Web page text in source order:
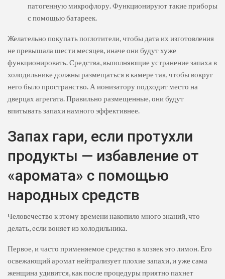
патогенную микрофлору. Функционируют такие приборы
с помощью батареек.
Желательно покупать поглотители, чтобы дата их изготовления
не превышала шести месяцев, иначе они будут хуже
функционировать. Средства, выполняющие устранение запаха в
холодильнике должны размещаться в камере так, чтобы вокруг
него было пространство. А ионизатору подходит место на
дверцах агрегата. Правильно размещенные, они будут
впитывать запахи намного эффективнее.
Запах гари, если протухли
продукты — избавление от
«аромата» с помощью
народных средств
Человечество к этому времени накопило много знаний, что
делать, если воняет из холодильника.
Первое, и часто применяемое средство в хозяек это лимон. Его
освежающий аромат нейтрализует плохие запахи, и уже сама
женщина удивится, как после процедуры приятно пахнет